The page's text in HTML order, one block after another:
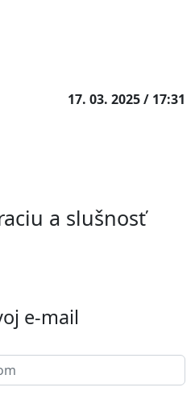
17. 03. 2025 / 17:31
a slušnosť
e-mail